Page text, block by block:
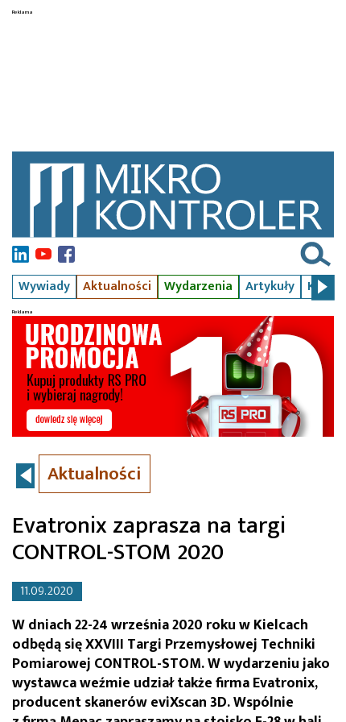
Wywiady Aktualności Wydarzenia Artykuły Kursy
Aktualności
Evatronix zaprasza na targi
CONTROL-STOM 2020
11.09.2020
W dniach 22-24 września 2020 roku w Kielcach
odbędą się XXVIII Targi Przemysłowej Techniki
Pomiarowej CONTROL-STOM. W wydarzeniu jako
wystawca weźmie udział także firma Evatronix,
producent skanerów eviXscan 3D. Wspólnie